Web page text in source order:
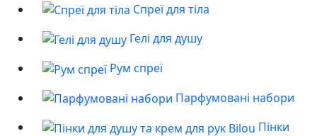
Спреї для тіла
Гелі для душу
Рум спреї
Парфумовані набори
Пінки